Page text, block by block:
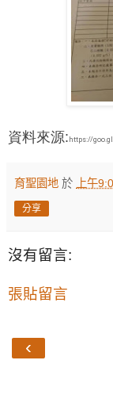
資料來源: https://
育聖園地 於 上午
分享
沒有留言:
張貼留言
‹